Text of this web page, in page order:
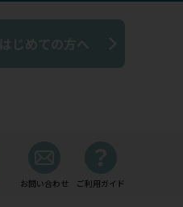
はじめての方へ
お問い合わせ ご利用ガイド